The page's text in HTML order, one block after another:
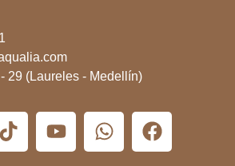
29 (Laureles - Medellín)